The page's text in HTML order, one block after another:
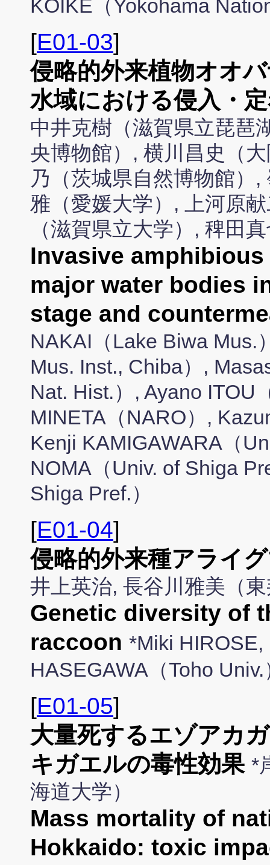
KOIKE（Yokohama
[E01-03]
侵略的外来植物オオ
水域における侵入・
中井克樹（滋賀県立琵琶
央博物館）, 横川昌史（
乃（茨城県自然博物館）
雅（愛媛大学）, 上河原
（滋賀県立大学）, 稗田
Invasive
major water bodies
stage and
NAKAI（Lake Biwa Mus.
Mus. Inst., Chiba）,
Nat. Hist.）, Ayano ITOU
MINETA（NARO）,
Kenji KAMIGAWARA（
NOMA（Univ. of Shiga
Shiga Pref.）
[E01-04]
侵略的外来種アライ
井上英治, 長谷川雅美（
Genetic diversity of
raccoon *Miki
HASEGAWA（Toho Univ.
[E01-05]
大量死するエゾアカ
キガエルの毒性効果 *
海道大学）
Mass mortality of
Hokkaido: toxic